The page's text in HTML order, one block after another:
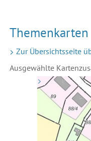
Themenkarten
Zur Übersichtsseite
Ausgewählte